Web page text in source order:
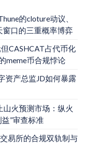
的cloture动议、
口的三重概率博弈
CASHCAT占代币化
meme币合规悖论
资产总监JD如何暴露
山火预测市场：纵火
”审查标准
易所的合规双轨制与